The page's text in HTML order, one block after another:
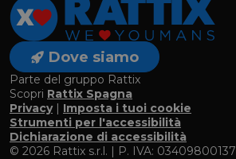
Dove siamo
Parte del gruppo Rattix
Scopri Rattix Spagna
Privacy| Imposta i tuoi cookie
Strumenti per l'accessibilità
Dichiarazione di accessibilità
© 2026 Rattix s.r.l. | P. IVA: 03409800137